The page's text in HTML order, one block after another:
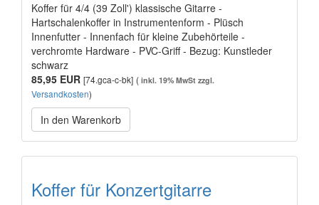
Koffer für 4/4 (39 Zoll') klassische Gitarre -
Hartschalenkoffer in Instrumentenform - Plüsch
Innenfutter - Innenfach für kleine Zubehörteile -
verchromte Hardware - PVC-Griff - Bezug: Kunstleder
schwarz
85,95 EUR [74.gca-c-bk] ( inkl. 19% MwSt zzgl.
Versandkosten)
In den Warenkorb
Koffer für Konzertgitarre